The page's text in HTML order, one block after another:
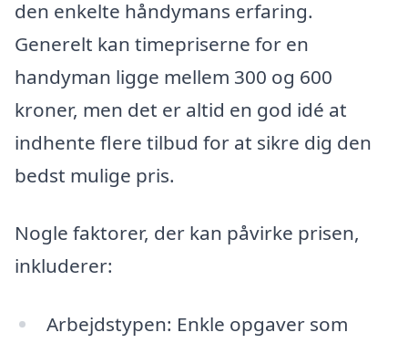
den enkelte håndymans erfaring.
Generelt kan timepriserne for en
handyman ligge mellem 300 og 600
kroner, men det er altid en god idé at
indhente flere tilbud for at sikre dig den
bedst mulige pris.
Nogle faktorer, der kan påvirke prisen,
inkluderer:
Arbejdstypen: Enkle opgaver som